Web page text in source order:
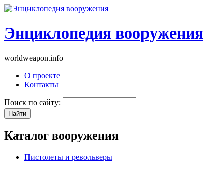
Энциклопедия вооружения
worldweapon.info
О проекте
Контакты
Поиск по сайту:
Каталог вооружения
Пистолеты и револьверы